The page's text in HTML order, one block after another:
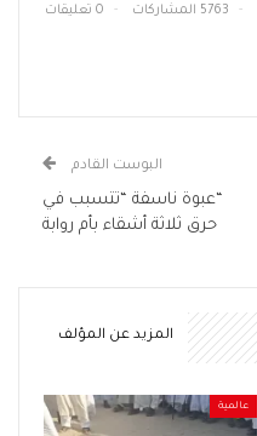
5763 المشاركات 0 تعليقات
البوست القادم
“عبوة ناسفة “تتسبب في
حرق ثلاثة أشقاء بأم روابة
المزيد عن المؤلف
عالمية